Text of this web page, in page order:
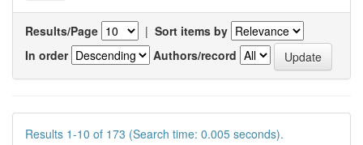
Results/Page | Sort items by
In order
Authors/record
Results 1-10 of 173 (Search time: 0.005 seconds).